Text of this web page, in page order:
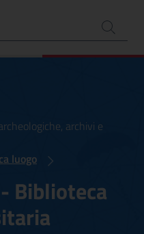
archivi e
luogo
Biblioteca